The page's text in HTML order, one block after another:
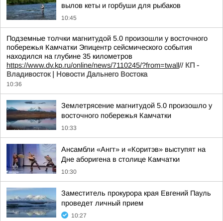
вылов кеты и горбуши для рыбаков
10:45
Подземные толчки магнитудой 5.0 произошли у восточного
побережья Камчатки Эпицентр сейсмического события
находился на глубине 35 километров
https://www.dv.kp.ru/online/news/7110245/?from=twall// КП -
Владивосток | Новости Дальнего Востока
10:36
Землетрясение магнитудой 5.0 произошло у
восточного побережья Камчатки
10:33
Ансамбли «Ангт» и «Коритэв» выступят на
Дне аборигена в столице Камчатки
10:30
Заместитель прокурора края Евгений Пауль
проведет личный прием
10:27